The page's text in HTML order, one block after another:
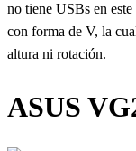
no tiene USBs en
con forma de V, la
altura ni rotación.
ASUS